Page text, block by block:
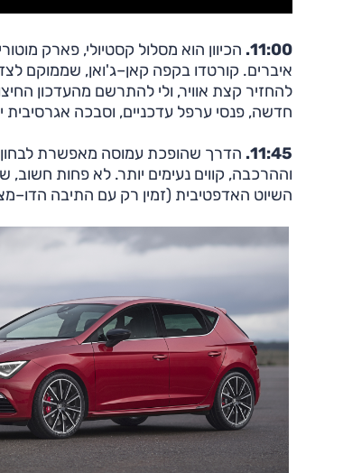
11:00. הכיוון הוא מסלול קסטיולי, פארק
להחזיר קצת אוויר, ולי להתרשם מהעדכון
חדשה, פנסי ערפל עדכניים, וסבכה אגרסיבית
11:45. הדרך שהופכת עמוסה מאפשרת לבחון
וההרכבה, קווים נעימים יותר. לא פחות
השיוט האדפטיבית (זמין רק עם התיבה